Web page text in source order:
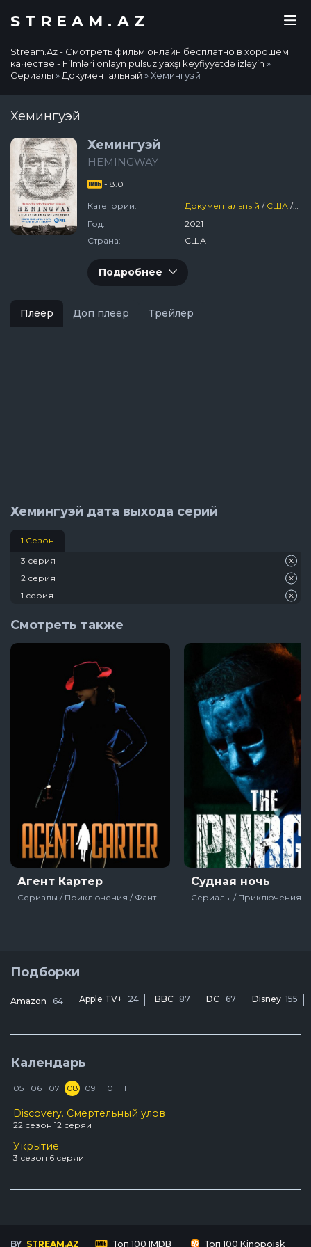
STREAM.AZ
Stream.Az - Смотреть фильм онлайн бесплатно в хорошем
качестве - Filmləri onlayn pulsuz yaxşı keyfiyyətdə izləyin »
Сериалы » Документальный » Хемингуэй
Хемингуэй
Хемингуэй
HEMINGWAY
- 8.0
Категории: Документальный / США /
Год:
2021
Страна:
США
Подробнее
Плеер Доп плеер Трейлер
Хемингуэй дата выхода серий
1 Сезон
3 серия
2 серия
1 серия
Смотреть также
Агент Картер
Сериалы / Приключения / Фантастика / Детектив / Боевик / Зарубежный / Для молодёжи / Marvel / Про полицию / США
Судная ночь
Подборки
Amazon 64 Apple TV+ 24 BBC 87 DC 67 Disney 155
Календарь
05 06 07 08 09 10 11
Discovery. Смертельный улов
22 сезон 12 серяи
Укрытие
3 сезон 6 серяи
BY STREAM.AZ Топ 100 IMDB Топ 100 Kinopoisk